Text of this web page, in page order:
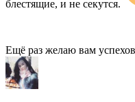
блестящие, и не секутся.
Ещё раз желаю вам